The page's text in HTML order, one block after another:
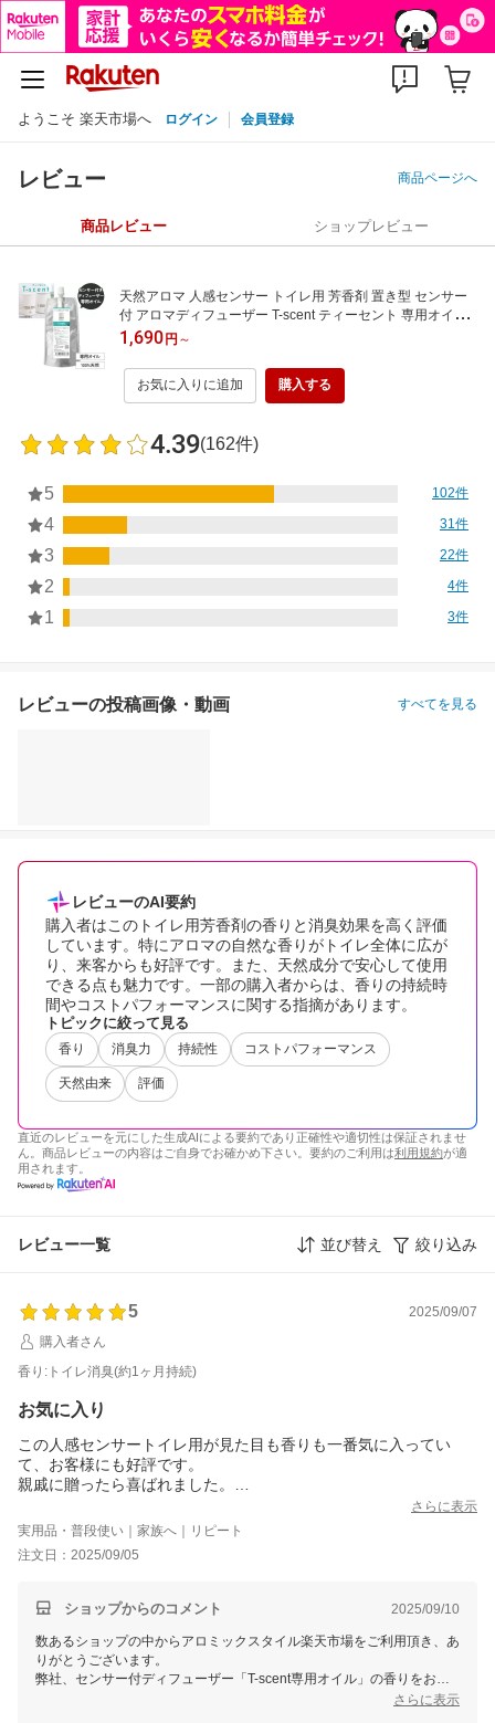
ようこそ 楽天市場へ ログイン 会員登録
レビュー 商品ページへ
商品レビュー ショップレビュー
天然アロマ 人感センサー トイレ用 芳香剤 置き型 センサー
付 アロマディフューザー T-scent ティーセント 専用オイル
(40ml) 専用キャップ付 | 詰め替えオイル 詰め替え用 詰替 交
換 トイレ 強力消臭 消臭剤 ルームフレグランス アロミック
AROMIC
1,690円 ～
お気に入りに追加 購入する
4.39(162件)
5 102件
4 31件
3 22件
2 4件
1 3件
レビューの投稿画像・動画 すべてを見る
レビューのAI要約
購入者はこのトイレ用芳香剤の香りと消臭効果を高く評価
しています。特にアロマの自然な香りがトイレ全体に広が
り、来客からも好評です。また、天然成分で安心して使用
できる点も魅力です。一部の購入者からは、香りの持続時
間やコストパフォーマンスに関する指摘があります。
トピックに絞って見る
香り 消臭力 持続性 コストパフォーマンス
天然由来 評価
直近のレビューを元にした生成AIによる要約であり正確性や適切性は保証されませ
ん。商品レビューの内容はご自身でお確かめ下さい。要約のご利用は利用規約が適
用されます。
レビュー一覧 並び替え 絞り込み
5
2025/09/07
購入者さん
香り:トイレ消臭(約1ヶ月持続)
お気に入り
この人感センサートイレ用が見た目も香りも一番気に入ってい
て、お客様にも好評です。
親戚に贈ったら喜ばれました。
トイレの窓を開けたままにしているので、すぐになくなってしま
いますが、使い続けています。
さらに表示
実用品・普段使い｜家族へ｜リピート
注文日：2025/09/05
ショップからのコメント 2025/09/10
数あるショップの中からアロミックスタイル楽天市場をご利用頂き、あ
りがとうございます。
弊社、センサー付ディフューザー「T-scent専用オイル」の香りをお気
さらに表示